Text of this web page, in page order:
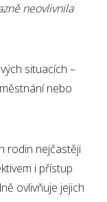
neovlivnila
situacích –
nebo
rodin nejčastěji
i přístup
ovlivňuje jejich